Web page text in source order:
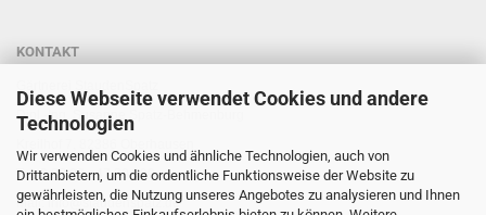
Diese Webseite verwendet Cookies und andere
Technologien
Wir verwenden Cookies und ähnliche Technologien, auch von
Drittanbietern, um die ordentliche Funktionsweise der Website zu
gewährleisten, die Nutzung unseres Angebotes zu analysieren und Ihnen
KONTAKT
Dipl.-Ing. Susanne Spatz-Behmenburg
Tel: 0 88 03 - 47 80 900
Mail: info@staudenspatz.de